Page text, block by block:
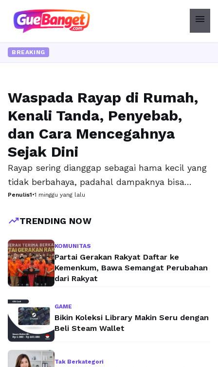
menu
BREAKING
LIFESTYLE
Waspada Rayap di Rumah,
Kenali Tanda, Penyebab,
dan Cara Mencegahnya
Sejak Dini
Rayap sering dianggap sebagai hama kecil yang
tidak berbahaya, padahal dampaknya bisa
sangat merugikan. Serangan rayap dapat
hingga dokumen penting tanpa disadari. Oleh
karena itu, penting bagi setiap pemilik rumah
untuk memahami cara kerja rayap serta
langkah pencegahan yang tepat sejak dini.
Berikut ini akan membahas secara edukatif
Penulis1•1 minggu yang lalu
trending_upTRENDING NOW
KOMUNITAS
Partai Gerakan Rakyat Daftar ke
Kemenkum, Bawa Semangat Perubahan
dari Rakyat
GAME
Bikin Koleksi Library Makin Seru dengan
Beli Steam Wallet
Tak Berkategori